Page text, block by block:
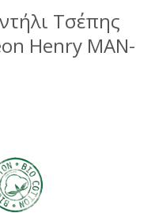
Τσέπης
Henry MAN-